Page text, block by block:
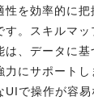
性を効率的に
す。スキルマ
は、データに
力にサポート
で操作が容易